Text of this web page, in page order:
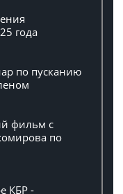
года
по пусканию
фильм с
по
КБР -